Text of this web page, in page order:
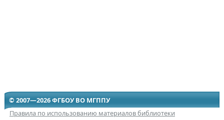
© 2007—2026 ФГБОУ ВО МГППУ
Правила по использованию материалов библиотеки